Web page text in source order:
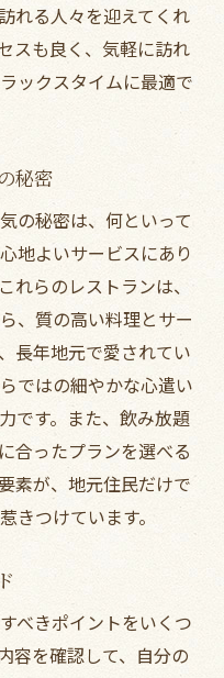
にしたお店選び
テリアの秘密
の交流の楽しみ方
やパーティープラ
レストラン
い時間を提供する千
のポイント
なレストラン
紹介
しめるお店
日プラン
る絆の作り方
わう特別な食事体
レストラン
れる人々を迎えてくれ
スも良く、気軽に訪れ
ックスタイムに最適で
秘密
の秘密は、何といって
地よいサービスにあり
れらのレストランは、
、質の高い料理とサー
長年地元で愛されてい
ではの細やかな心遣い
です。また、飲み放題
合ったプランを選べる
素が、地元住民だけで
きつけています。
べきポイントをいくつ
容を確認して、自分の